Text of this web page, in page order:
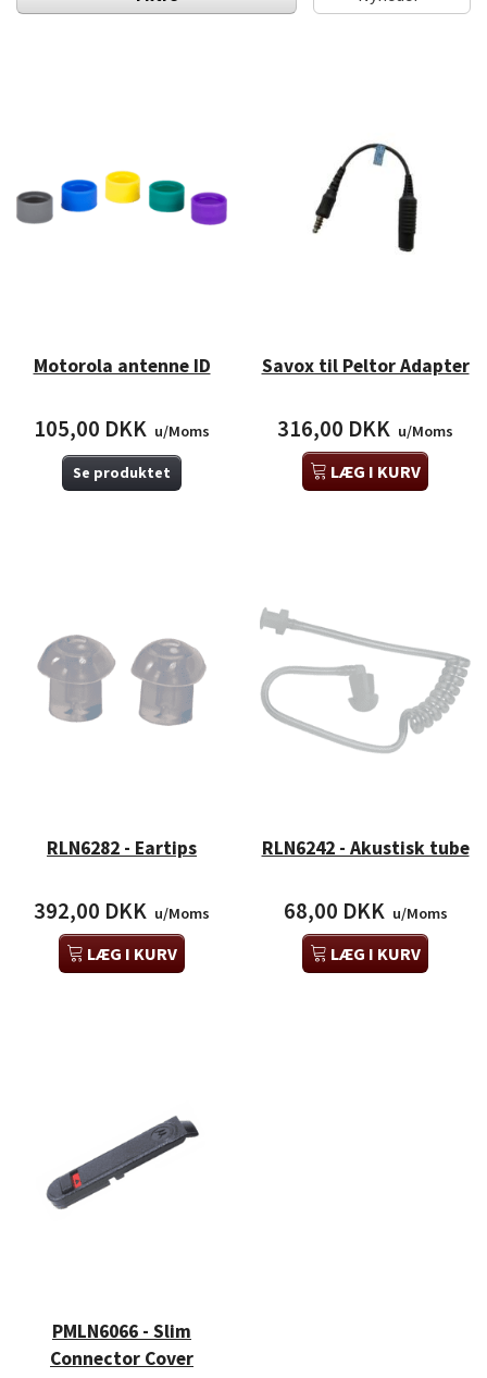
Motorola antenne ID
105,00 DKK u/Moms
Se produktet
Savox til Peltor Adapter
316,00 DKK u/Moms
LÆG I KURV
RLN6282 - Eartips
392,00 DKK u/Moms
LÆG I KURV
RLN6242 - Akustisk tube
68,00 DKK u/Moms
LÆG I KURV
PMLN6066 - Slim
Connector Cover